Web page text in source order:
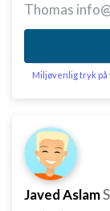
Thomas
Miljøvenlig tryk på
Javed Aslam